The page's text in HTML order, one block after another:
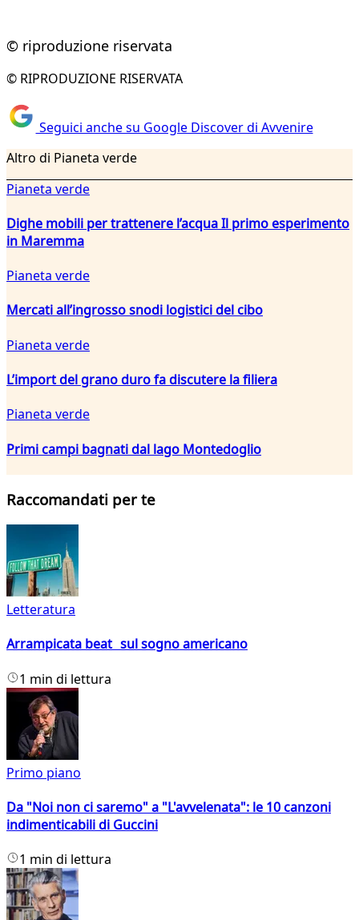
© riproduzione riservata
© RIPRODUZIONE RISERVATA
Seguici anche su Google Discover di Avvenire
Altro di Pianeta verde
Pianeta verde
Dighe mobili per trattenere l’acqua Il primo esperimento
in Maremma
Pianeta verde
Mercati all’ingrosso snodi logistici del cibo
Pianeta verde
L’import del grano duro fa discutere la filiera
Pianeta verde
Primi campi bagnati dal lago Montedoglio
Raccomandati per te
Letteratura
Arrampicata beat sul sogno americano
1 min di lettura
Primo piano
Da "Noi non ci saremo" a "L'avvelenata": le 10 canzoni
indimenticabili di Guccini
1 min di lettura